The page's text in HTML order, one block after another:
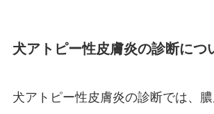
犬アトピー性皮膚炎の診断につ
犬アトピー性皮膚炎の診断では、